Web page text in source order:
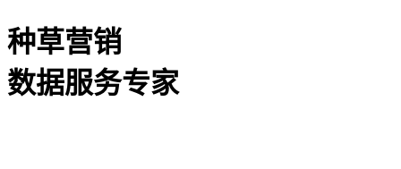
种草营销
数据服务专家